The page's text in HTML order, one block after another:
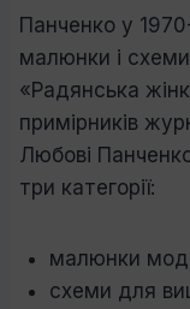
Панченко у
малюнки і
«Радянська
примірників
Любові
три категорії:
малюнки
схеми для